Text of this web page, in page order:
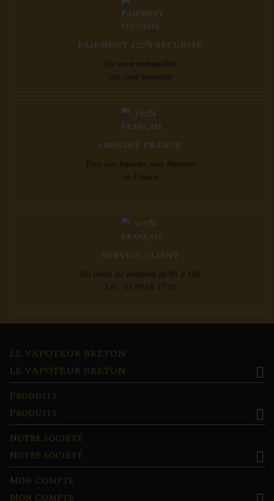
PAIEMENT 100% SECURISÉ
En toute tranquillité
via carte bancaire
ORIGINE FRANCE
Tous nos liquides sont élaborés
en France
SERVICE CLIENT
Du lundi au vendredi de 9h à 18h
Tél : 02 99 68 37 10
LE VAPOTEUR BRETON
LE VAPOTEUR BRETON

Produits
Produits

Notre société
Notre société

Mon compte
Mon compte